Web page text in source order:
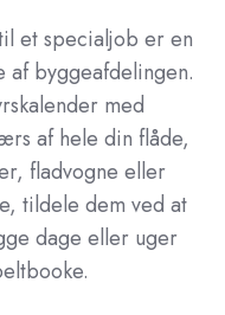
et specialjob er en
byggeafdelingen.
med
af hele din flåde,
fladvogne eller
tildele dem ved at
dage eller uger